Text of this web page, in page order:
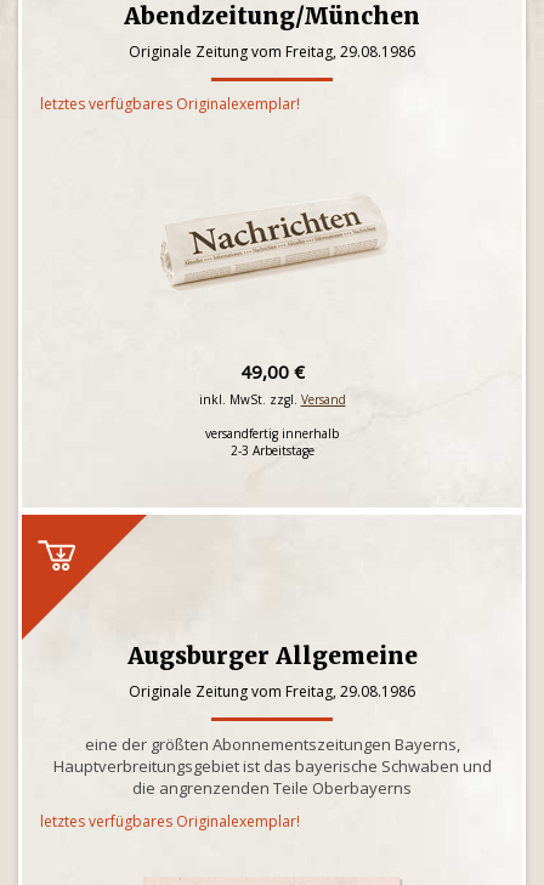
Abendzeitung/München
Originale Zeitung vom Freitag, 29.08.1986
letztes verfügbares Originalexemplar!
49,00 €
inkl. MwSt. zzgl. Versand
versandfertig innerhalb
2-3 Arbeitstage
Augsburger Allgemeine
Originale Zeitung vom Freitag, 29.08.1986
eine der größten Abonnementszeitungen Bayerns,
Hauptverbreitungsgebiet ist das bayerische Schwaben und
die angrenzenden Teile Oberbayerns
letztes verfügbares Originalexemplar!